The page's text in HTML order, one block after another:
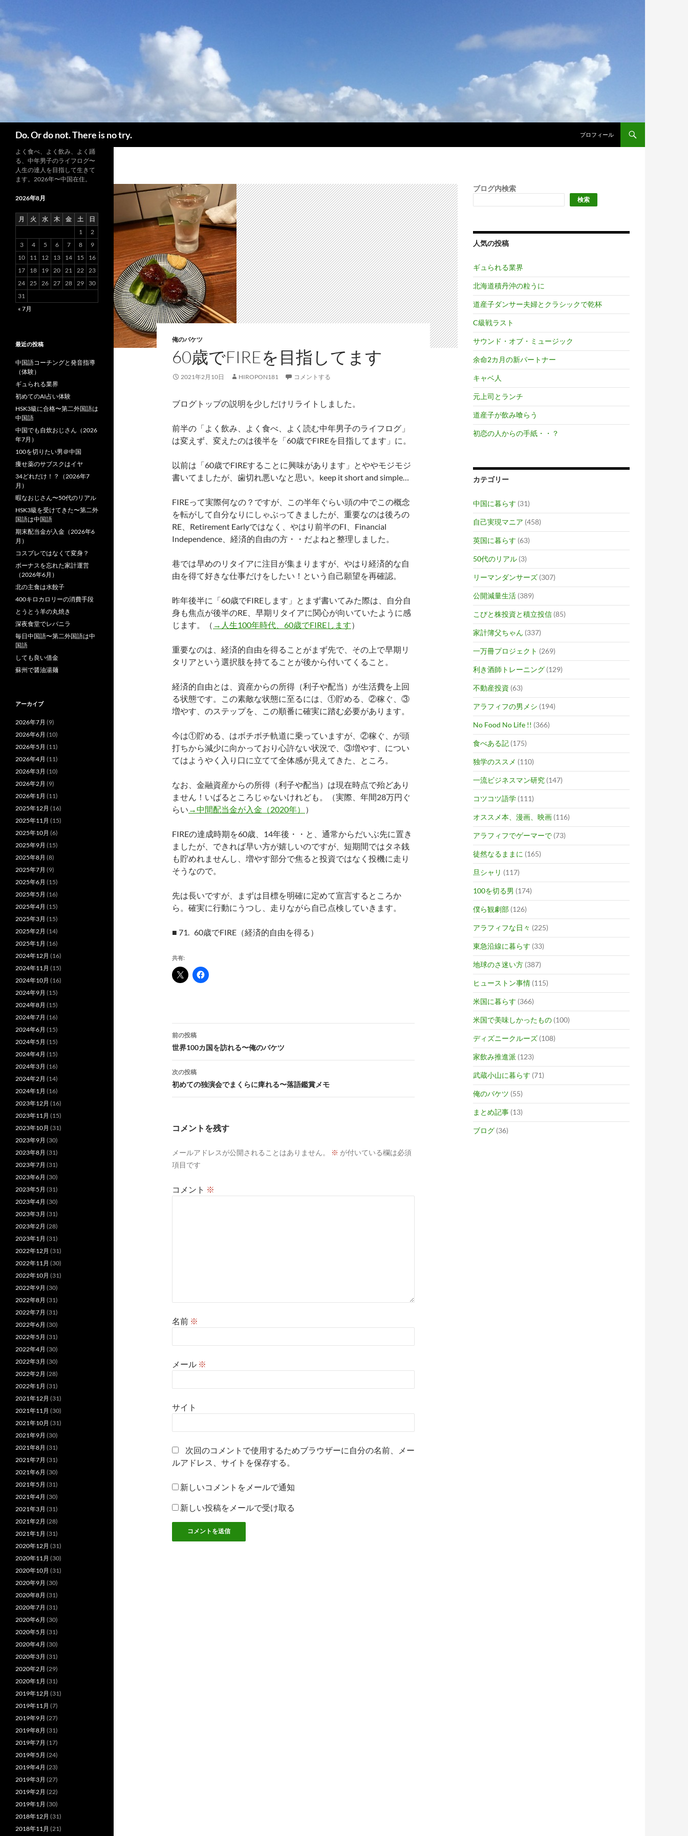
ン
Do. Or do not. There is no try. プロフィール
俺のバケツ
60歳でFIREを目指してます
2021年2月10日 HIROPON181 コメントする
ブログトップの説明を少しだけリライトしました。
前半の「よく飲み、よく食べ、よく読む中年男子のライフログ」
は変えず、変えたのは後半を「60歳でFIREを目指してます」に。
以前は「60歳でFIREすることに興味があります」とややモジモジ
書いてましたが、歯切れ悪いなと思い。keep it short and simple…
FIREって実際何なの？ですが、この半年ぐらい頭の中でこの概念
を転がして自分なりにしゃぶってきましたが、重要なのは後ろの
RE、Retirement Earlyではなく、やはり前半のFI、Financial
Independence、経済的自由の方・・だよねと整理しました。
巷では早めのリタイアに注目が集まりますが、やはり経済的な自
由を得て好きな仕事だけをしたい！という自己願望を再確認。
昨年後半に「60歳でFIREします」とまず書いてみた際は、自分自
身も焦点が後半のRE、早期リタイアに関心が向いていたように感
じます。（ →人生100年時代、60歳でFIREします）
重要なのは、経済的自由を得ることがまず先で、その上で早期リ
タリアという選択肢を持てることが後から付いてくること。
経済的自由とは、資産からの所得（利子や配当）が生活費を上回
る状態です。この素敵な状態に至るには、①貯める、②稼ぐ、③
増やす、のステップを、この順番に確実に踏む必要があります。
今は①貯める、はボチボチ軌道に乗っていますが、②稼ぐ、が頭
打ちから減少に向かっており心許ない状況で、③増やす、につい
てはようやく入り口に立てて全体感が見えてきた、ところ。
なお、金融資産からの所得（利子や配当）は現在時点で殆どあり
ません！いばるところじゃないけれども。（実際、年間28万円ぐ
らい →中間配当金が入金（2020年） ）
FIREの達成時期を60歳、14年後・・と、通常からだいぶ先に置き
ましたが、できれば早い方が嬉しいのですが、短期間ではタネ銭
も貯めれませんし、増やす部分で焦ると投資ではなく投機に走り
そうなので。
先は長いですが、まずは目標を明確に定めて宣言するところか
ら。確実に行動にうつし、走りながら自己点検していきます。
■ 71. 60歳でFIRE（経済的自由を得る）
共有:
投
稿
ナ
ビ
ゲ
ョ
前の投稿
世界100カ国を訪れる〜俺のバケツ
次の投稿
初めての独演会でまくらに痺れる〜落語鑑賞メモ
コメントを残す
メールアドレスが公開されることはありません。 ※ が付いている欄は必須
項目です
コメント ※
名前 ※
メール ※
サイト
次回のコメントで使用するためブラウザーに自分の名前、メー
ルアドレス、サイトを保存する。
新しいコメントをメールで通知
新しい投稿をメールで受け取る
ブログ内検索
検索
人気の投稿
ギュられる業界
北海道積丹沖の粒うに
道産子ダンサー夫婦とクラシックで乾杯
C級戦ラスト
サウンド・オブ・ミュージック
余命2カ月の新パートナー
キャベ人
元上司とランチ
道産子が飲み喰らう
初恋の人からの手紙・・？
カテゴリー
中国に暮らす (31)
自己実現マニア (458)
英国に暮らす (63)
50代のリアル (3)
リーマンダンサーズ (307)
公開減量生活 (389)
こびと株投資と積立投信 (85)
家計簿父ちゃん (337)
一万冊プロジェクト (269)
利き酒師トレーニング (129)
不動産投資 (63)
アラフィフの男メシ (194)
No Food No Life !! (366)
食べある記 (175)
独学のススメ (110)
一流ビジネスマン研究 (147)
コツコツ語学 (111)
オススメ本、漫画、映画 (116)
アラフィフでゲーマーで (73)
徒然なるままに (165)
旦シャリ (117)
100を切る男 (174)
僕ら観劇部 (126)
アラフィフな日々 (225)
東急沿線に暮らす (33)
地球のさ迷い方 (387)
ヒューストン事情 (115)
米国に暮らす (366)
米国で美味しかったもの (100)
ディズニークルーズ (108)
家飲み推進派 (123)
武蔵小山に暮らす (71)
俺のバケツ (55)
まとめ記事 (13)
ブログ (36)
よく食べ、よく飲み、よく踊
る、中年男子のライフログ〜
人生の達人を目指して生きて
ます。2026年〜中国在住。
2026年8月
月 火 水 木 金 土
日
1
2
3
4 5 6 7 8
9
10
11 12 13 14 15
16
17
18 19 20 21 22 23
24 25 26 27 28 29
30
31
« 7月
最近の投稿
中国語コーチングと発音指導
（体験）
ギュられる業界
初めてのAI占い体験
HSK3級に合格〜第二外国語は
中国語
中国でも自炊おじさん（2026
年7月）
100を切りたい男＠中国
痩せ薬のサブスクはイヤ
34どれだけ！？（2026年7
月）
暇なおじさん〜50代のリアル
HSK3級を受けてきた〜第二外
国語は中国語
期末配当金が入金（2026年6
月）
コスプレではなくて変身？
ボーナスを忘れた家計運営
（2026年6月）
北の主食は水餃子
400キロカロリーの消費手段
とうとう羊の丸焼き
深夜食堂でレバニラ
毎日中国語〜第二外国語は中
国語
しても良い借金
蘇州で醤油湯麺
アーカイブ
2026年7月 (9)
2026年6月 (10)
2026年5月 (11)
2026年4月 (11)
2026年3月 (10)
2026年2月 (9)
2026年1月 (11)
2025年12月 (16)
2025年11月 (15)
2025年10月 (6)
2025年9月 (15)
2025年8月 (8)
2025年7月 (9)
2025年6月 (15)
2025年5月 (16)
2025年4月 (15)
2025年3月 (15)
2025年2月 (14)
2025年1月 (16)
2024年12月 (16)
2024年11月 (15)
2024年10月 (16)
2024年9月 (15)
2024年8月 (15)
2024年7月 (16)
2024年6月 (15)
2024年5月 (15)
2024年4月 (15)
2024年3月 (16)
2024年2月 (14)
2024年1月 (16)
2023年12月 (16)
2023年11月 (15)
2023年10月 (31)
2023年9月 (30)
2023年8月 (31)
2023年7月 (31)
2023年6月 (30)
2023年5月 (31)
2023年4月 (30)
2023年3月 (31)
2023年2月 (28)
2023年1月 (31)
2022年12月 (31)
2022年11月 (30)
2022年10月 (31)
2022年9月 (30)
2022年8月 (31)
2022年7月 (31)
2022年6月 (30)
2022年5月 (31)
2022年4月 (30)
2022年3月 (30)
2022年2月 (28)
2022年1月 (31)
2021年12月 (31)
2021年11月 (30)
2021年10月 (31)
2021年9月 (30)
2021年8月 (31)
2021年7月 (31)
2021年6月 (30)
2021年5月 (31)
2021年4月 (30)
2021年3月 (31)
2021年2月 (28)
2021年1月 (31)
2020年12月 (31)
2020年11月 (30)
2020年10月 (31)
2020年9月 (30)
2020年8月 (31)
2020年7月 (31)
2020年6月 (30)
2020年5月 (31)
2020年4月 (30)
2020年3月 (31)
2020年2月 (29)
2020年1月 (31)
2019年12月 (31)
2019年11月 (7)
2019年9月 (27)
2019年8月 (31)
2019年7月 (17)
2019年5月 (24)
2019年4月 (23)
2019年3月 (27)
2019年2月 (22)
2019年1月 (30)
2018年12月 (31)
2018年11月 (21)